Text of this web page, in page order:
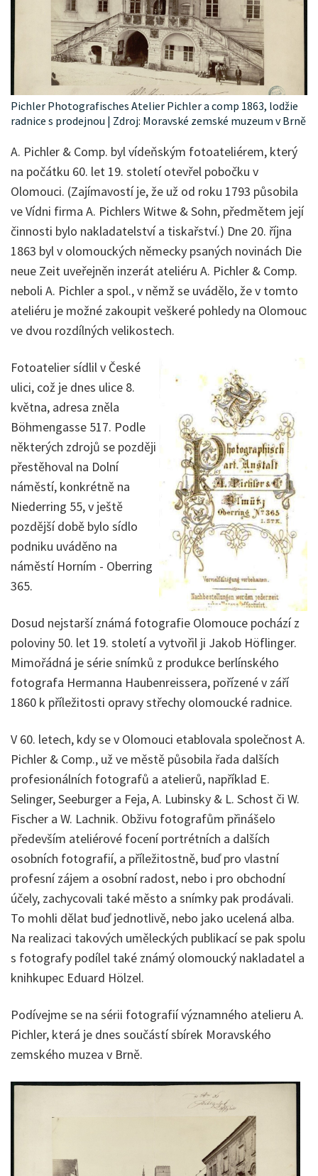
Pichler Photografisches Atelier Pichler a comp 1863, lodžie
radnice s prodejnou | Zdroj: Moravské zemské muzeum v Brně
A. Pichler & Comp. byl vídeňským fotoateliérem, který
na počátku 60. let 19. století otevřel pobočku v
Olomouci. (Zajímavostí je, že už od roku 1793 působila
ve Vídni firma A. Pichlers Witwe & Sohn, předmětem její
činnosti bylo nakladatelství a tiskařství.) Dne 20. října
1863 byl v olomouckých německy psaných novinách Die
neue Zeit uveřejněn inzerát ateliéru A. Pichler & Comp.
neboli A. Pichler a spol., v němž se uvádělo, že v tomto
ateliéru je možné zakoupit veškeré pohledy na Olomouc
ve dvou rozdílných velikostech.
Fotoatelier sídlil v České
ulici, což je dnes ulice 8.
května, adresa zněla
Böhmengasse 517. Podle
některých zdrojů se později
přestěhoval na Dolní
náměstí, konkrétně na
Niederring 55, v ještě
pozdější době bylo sídlo
podniku uváděno na
náměstí Horním - Oberring
365.
Dosud nejstarší známá fotografie Olomouce pochází z
poloviny 50. let 19. století a vytvořil ji Jakob Höflinger.
Mimořádná je série snímků z produkce berlínského
fotografa Hermanna Haubenreissera, pořízené v září
1860 k příležitosti opravy střechy olomoucké radnice.
V 60. letech, kdy se v Olomouci etablovala společnost A.
Pichler & Comp., už ve městě působila řada dalších
profesionálních fotografů a atelierů, například E.
Selinger, Seeburger a Feja, A. Lubinsky & L. Schost či W.
Fischer a W. Lachnik. Obživu fotografům přinášelo
především ateliérové focení portrétních a dalších
osobních fotografií, a příležitostně, buď pro vlastní
profesní zájem a osobní radost, nebo i pro obchodní
účely, zachycovali také město a snímky pak prodávali.
To mohli dělat buď jednotlivě, nebo jako ucelená alba.
Na realizaci takových uměleckých publikací se pak spolu
s fotografy podílel také známý olomoucký nakladatel a
knihkupec Eduard Hölzel.
Podívejme se na sérii fotografií významného atelieru A.
Pichler, která je dnes součástí sbírek Moravského
zemského muzea v Brně.